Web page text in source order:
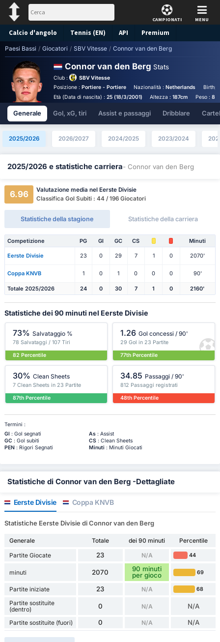
CAMPIONATI MENU
Calcio d'angolo Tennis (EN) API Premium
Pronostico
Paesi Bassi / Giocatori / SBV Vitesse / Connor van den Berg
Connor van den Berg Stats
Club :
SBV Vitesse
Posizione : Portiere - Portiere Nazionalità :Netherlands
Età (Data di nascita) : 25 (18/3/2001) Altezza :187cm Peso :
Generale Gol, xG, tiri Assist e passaggi Dribblare
2025/2026 2026/2027 2024/2025 2023/2024
2025/2026 e statistiche carriera- Connor van den Berg
6.96
Valutazione media nel Eerste Divisie
Classifica Gol Subiti : 44 / 196 Giocatori
Statistiche della stagione Statistiche della carriera
Competizione PG Gl GC CS Minuti
Eerste Divisie 23 0 29 7 1 0 2070'
Coppa KNVB 1 0 1 0 0 0 90'
Totale 2025/2026 24 0 30 7 1 0 2160'
Statistiche dei 90 minuti nel Eerste Divisie
73% Salvataggio %
78 Salvataggi / 107 Tiri
82 Percentile
1.26 Gol concessi / 90'
29 Gol in 23 Partite
77th Percentile
30% Clean Sheets
7 Clean Sheets in 23 Partite
87th Percentile
34.85 Passaggi / 90'
812 Passaggi registrati
48th Percentile
Termini :
Gl : Gol segnati As: Assist
GC : Gol subiti CS: Clean Sheets
PEN: Rigori Segnati Minuti : Minuti Giocati
Statistiche di Connor van den Berg -Dettagliate
Eerste Divisie Coppa KNVB
Statistiche Eerste Divisie di Connor van den Berg
Generale Totale dei 90 minuti
Percentile
Partite Giocate
23 N/A 44
minuti 2070
90 minuti
per gioco
69
Partite iniziate 23 N/A 68
Partite sostituite
(dentro)
0 N/A N/A
Partite sostituite (fuori) 0 N/A N/A